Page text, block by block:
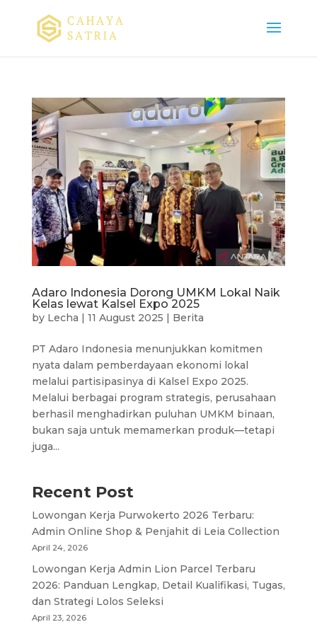
Adaro Indonesia Dorong UMKM Lokal Naik
Kelas lewat Kalsel Expo 2025
by Lecha | 11 August 2025 | Berita
PT Adaro Indonesia menunjukkan komitmen
nyata dalam pemberdayaan ekonomi lokal
melalui partisipasinya di Kalsel Expo 2025.
Melalui berbagai program strategis, perusahaan
berhasil menghadirkan puluhan UMKM binaan,
bukan saja untuk memamerkan produk—tetapi
juga...
Recent Post
Lowongan Kerja Purwokerto 2026 Terbaru:
Admin Online Shop & Penjahit di Leia Collection
April 24, 2026
Lowongan Kerja Admin Lion Parcel Terbaru
2026: Panduan Lengkap, Detail Kualifikasi, Tugas,
dan Strategi Lolos Seleksi
April 23, 2026